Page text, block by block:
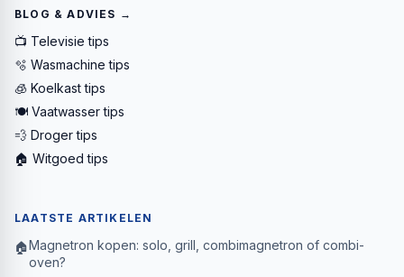
BLOG & ADVIES →
📺 Televisie tips
🫧 Wasmachine tips
🧊 Koelkast tips
🍽️ Vaatwasser tips
💨 Droger tips
🏠 Witgoed tips
LAATSTE ARTIKELEN
🏠Magnetron kopen: solo, grill, combimagnetron of combi-
oven?